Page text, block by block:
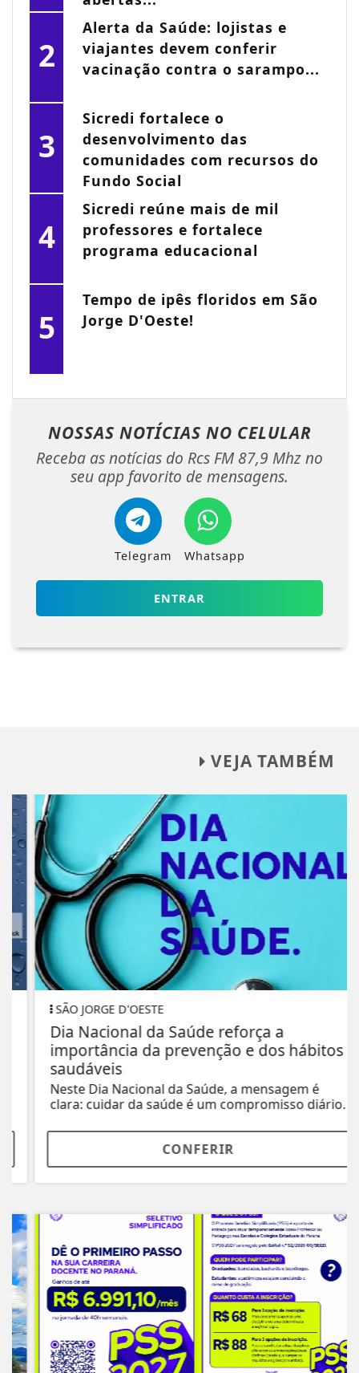
2
Alerta da Saúde: lojistas e
viajantes devem conferir
vacinação contra o sarampo...
3
Sicredi fortalece o
desenvolvimento das
comunidades com recursos do
Fundo Social
4
Sicredi reúne mais de mil
professores e fortalece
programa educacional
5
Tempo de ipês floridos em São
Jorge D'Oeste!
NOSSAS NOTÍCIAS NO CELULAR
Receba as notícias do Rcs FM 87,9 Mhz no
seu app favorito de mensagens.
Telegram Whatsapp
ENTRAR
VEJA TAMBÉM
SÃO JORGE D'OESTE
Dia Nacional da Saúde reforça a
importância da prevenção e dos hábitos
saudáveis
Neste Dia Nacional da Saúde, a mensagem é
clara: cuidar da saúde é um compromisso diário.
CONFERIR